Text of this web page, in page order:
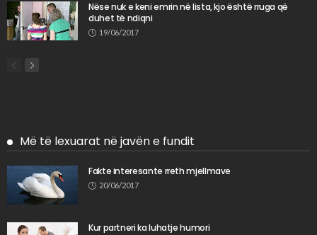
Nëse nuk e keni emrin në lista, kjo është rruga që
duhet të ndiqni
19/06/2017
Më të lexuarat në javën e fundit
Fakte interesante rreth mjellmave
20/06/2017
Kur partneri ka luhatje humori